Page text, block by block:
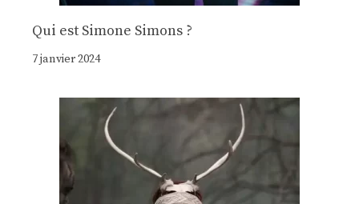
Qui est Simone Simons ?
7 janvier 2024